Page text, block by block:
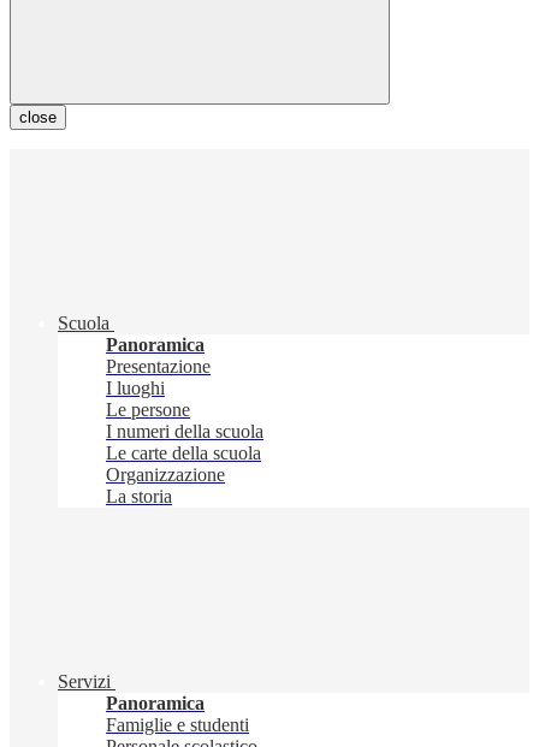
close
Scuola
Panoramica
Presentazione
I luoghi
Le persone
I numeri della scuola
Le carte della scuola
Organizzazione
La storia
Servizi
Panoramica
Famiglie e studenti